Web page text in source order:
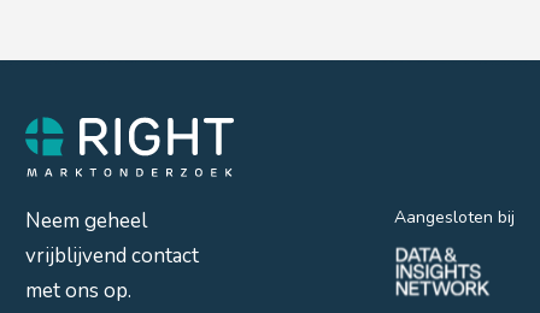
Neem geheel
vrijblijvend contact
met ons op.
Aangesloten bij